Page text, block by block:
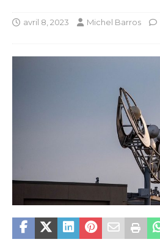
avril 8, 2023 Michel Barros